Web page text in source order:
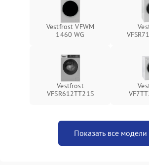
Vestfrost VFWM
1460 WG
Vestfrost
VFSR612TT21S
Показать все модели